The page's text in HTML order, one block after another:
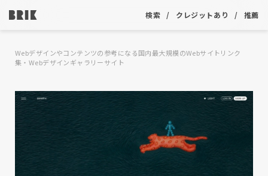
検索 クレジットあり 推薦
Webデザインやコンテンツの参考になる国内最大規模のWebサイトリンク
集・Webデザインギャラリーサイト